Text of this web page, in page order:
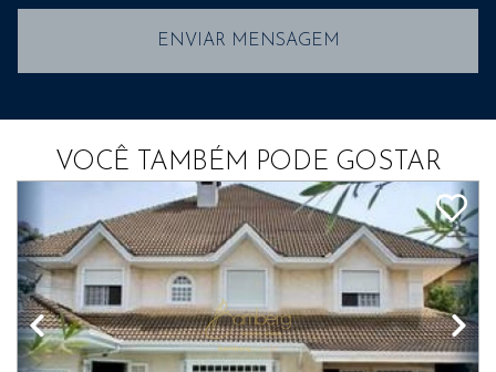
ENVIAR MENSAGEM
VOCÊ TAMBÉM PODE GOSTAR